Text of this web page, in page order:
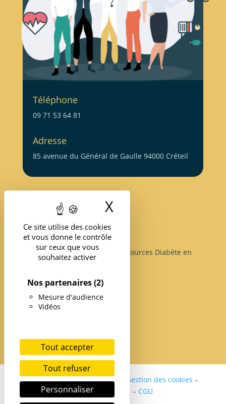
Ce site utilise des cookies
et vous donne le contrôle
sur ceux que vous
souhaitez activer
Nos partenaires(2)
Mesure d'audience
Vidéos
Tout accepter
Tout refuser
Personnaliser
X
Téléphone
09 71 53 64 81
Adresse
85 avenue du Général de Gaulle 94000 Créteil
Structure d’Expertise et de Ressources Diabète en
Politique de confidentialité Gestion des cookies –
Mentions légales
– CGU